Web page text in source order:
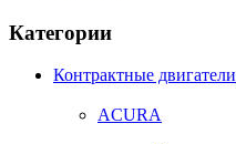
Категории
Контрактные двигатели
ACURA